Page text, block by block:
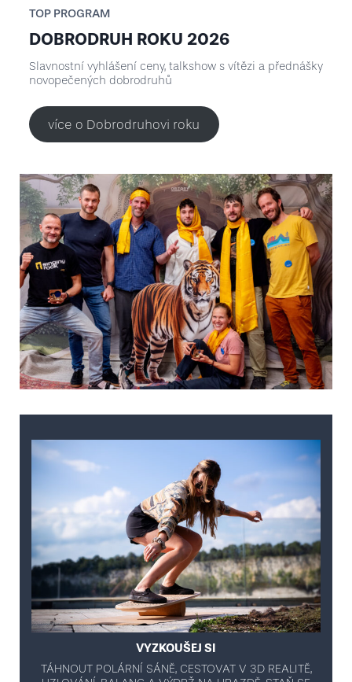
TOP PROGRAM
DOBRODRUH ROKU 2026
Slavnostní vyhlášení ceny, talkshow s vítězi a přednášky
novopečených dobrodruhů
více o Dobrodruhovi roku
VYZKOUŠEJ SI
TÁHNOUT POLÁRNÍ SÁNĚ, CESTOVAT V 3D REALITĚ,